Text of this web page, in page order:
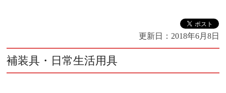
更新日： 2018年6月8日
補装具・日常生活用具